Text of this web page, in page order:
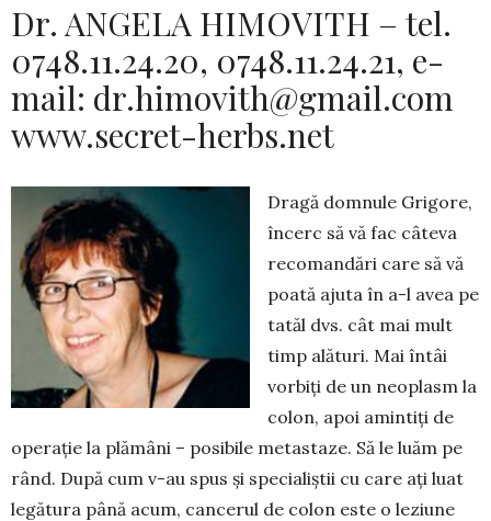
Dr. ANGELA HIMOVITH – tel.
0748.11.24.20, 0748.11.24.21, e-
mail: dr.himovith@gmail.com
www.secret-herbs.net
Dragă domnule Grigore,
încerc să vă fac câteva
recomandări care să vă
poată ajuta în a-l avea pe
tatăl dvs. cât mai mult
timp alături. Mai întâi
vorbiți de un neoplasm la
colon, apoi amintiți de
operație la plămâni – posibile metastaze. Să le luăm pe
rând. După cum v-au spus și specialiștii cu care ați luat
legătura până acum, cancerul de colon este o leziune